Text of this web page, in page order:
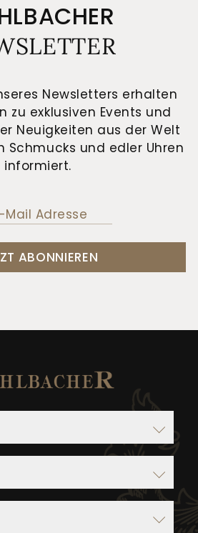
Newsletters erhalten
zu exklusiven Events und
Neuigkeiten aus der Welt
Schmucks und edler Uhren
informiert.
ABONNIEREN